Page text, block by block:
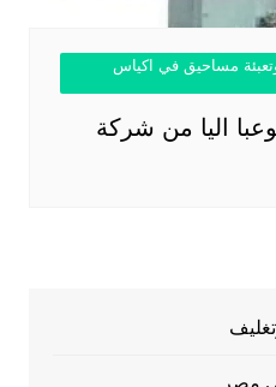
مساحيق في اكياس
اليا من شركة